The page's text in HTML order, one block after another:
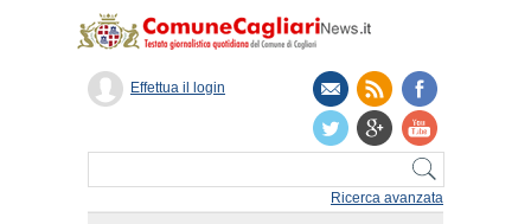
Ricerca avanzata
Effettua il login